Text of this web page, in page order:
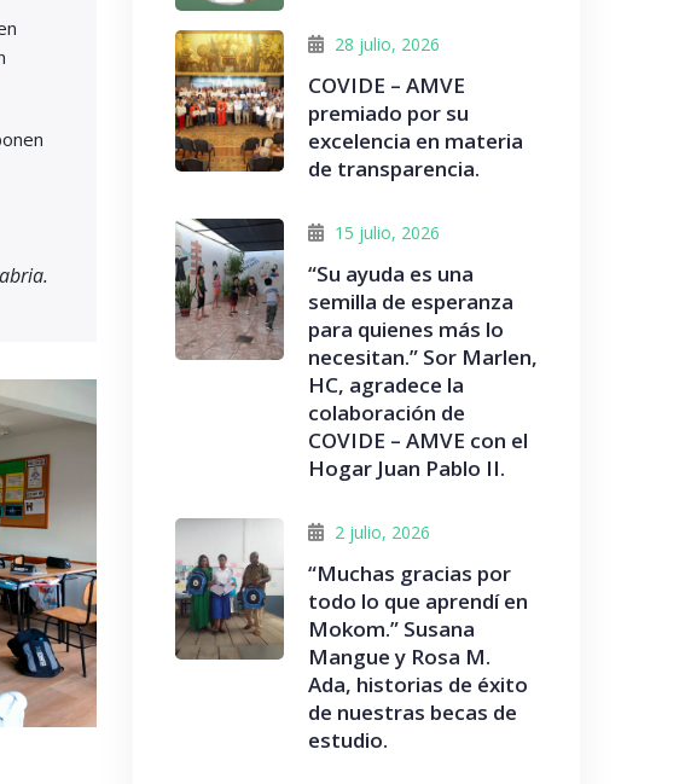
28 julio, 2026
COVIDE – AMVE
premiado por su
excelencia en materia
de transparencia.
15 julio, 2026
“Su ayuda es una
semilla de esperanza
para quienes más lo
necesitan.” Sor Marlen,
HC, agradece la
colaboración de
COVIDE – AMVE con el
Hogar Juan Pablo II.
2 julio, 2026
“Muchas gracias por
todo lo que aprendí en
Mokom.” Susana
Mangue y Rosa M.
Ada, historias de éxito
de nuestras becas de
estudio.